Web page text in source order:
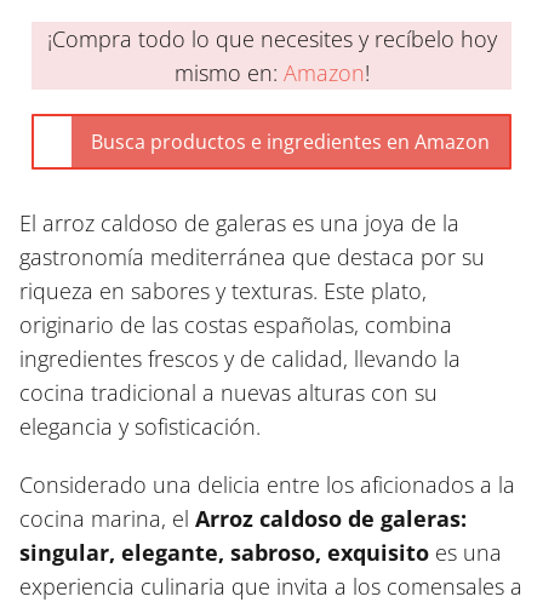
¡Compra todo lo que necesites y recíbelo hoy
mismo en: Amazon!
El arroz caldoso de galeras es una joya de la
gastronomía mediterránea que destaca por su
riqueza en sabores y texturas. Este plato,
originario de las costas españolas, combina
ingredientes frescos y de calidad, llevando la
cocina tradicional a nuevas alturas con su
elegancia y sofisticación.
Considerado una delicia entre los aficionados a la
cocina marina, el Arroz caldoso de galeras:
singular, elegante, sabroso, exquisito es una
experiencia culinaria que invita a los comensales a